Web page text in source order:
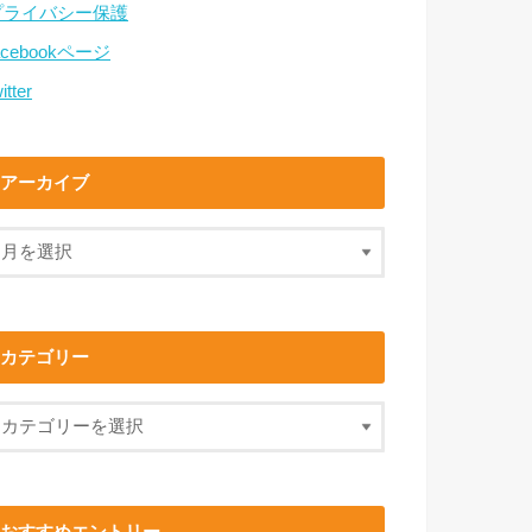
ライバシー保護
ページ
アーカイブ
カテゴリー